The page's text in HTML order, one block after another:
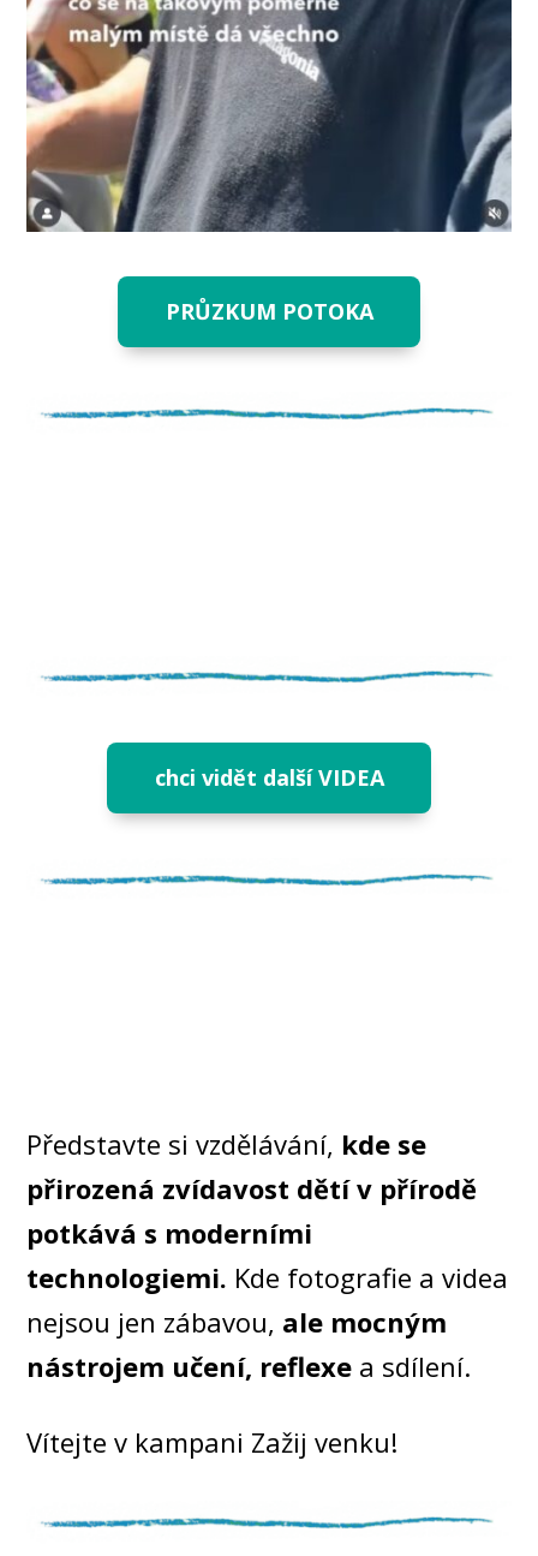
PRŮZKUM POTOKA
chci vidět další VIDEA
Představte si vzdělávání, kde se
přirozená zvídavost dětí v přírodě
potkává s moderními
technologiemi. Kde fotografie a videa
nejsou jen zábavou, ale mocným
nástrojem učení, reflexe a sdílení.
Vítejte v kampani Zažij venku!